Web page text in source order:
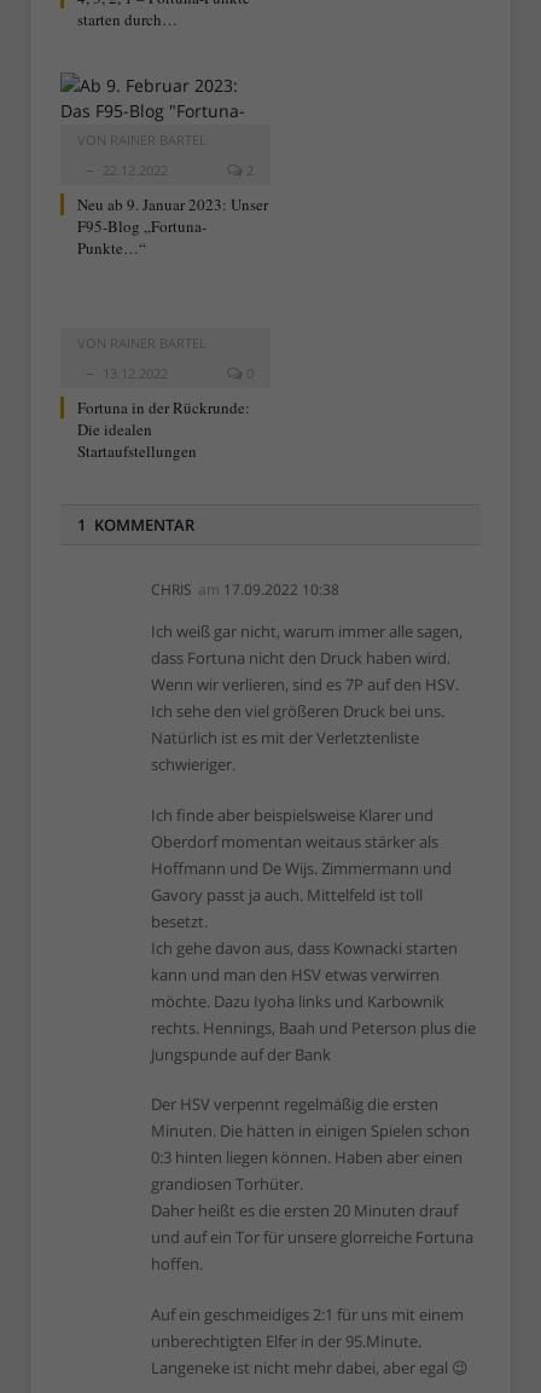
starten durch…
VON RAINER BARTEL
22.12.2022
2
Neu ab 9. Januar 2023: Unser
F95-Blog „Fortuna-
Punkte…“
VON RAINER BARTEL
13.12.2022
0
Fortuna in der Rückrunde:
Die idealen
Startaufstellungen
1 KOMMENTAR
CHRIS am 17.09.2022 10:38
Ich weiß gar nicht, warum immer alle sagen,
dass Fortuna nicht den Druck haben wird.
Wenn wir verlieren, sind es 7P auf den HSV.
Ich sehe den viel größeren Druck bei uns.
Natürlich ist es mit der Verletztenliste
schwieriger.
Ich finde aber beispielsweise Klarer und
Oberdorf momentan weitaus stärker als
Hoffmann und De Wijs. Zimmermann und
Gavory passt ja auch. Mittelfeld ist toll
besetzt.
Ich gehe davon aus, dass Kownacki starten
kann und man den HSV etwas verwirren
möchte. Dazu Iyoha links und Karbownik
rechts. Hennings, Baah und Peterson plus die
Jungspunde auf der Bank
Der HSV verpennt regelmäßig die ersten
Minuten. Die hätten in einigen Spielen schon
0:3 hinten liegen können. Haben aber einen
grandiosen Torhüter.
Daher heißt es die ersten 20 Minuten drauf
und auf ein Tor für unsere glorreiche Fortuna
hoffen.
Auf ein geschmeidiges 2:1 für uns mit einem
unberechtigten Elfer in der 95.Minute.
Langeneke ist nicht mehr dabei, aber egal 😉